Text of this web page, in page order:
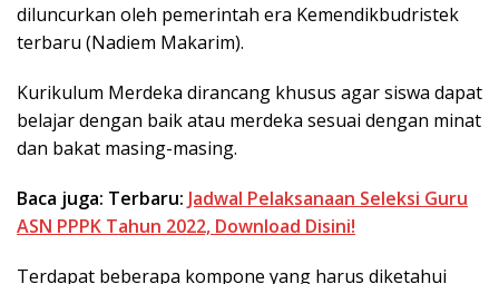
diluncurkan oleh pemerintah era Kemendikbudristek
terbaru (Nadiem Makarim).
Kurikulum Merdeka dirancang khusus agar siswa dapat
belajar dengan baik atau merdeka sesuai dengan minat
dan bakat masing-masing.
Baca juga: Terbaru: Jadwal Pelaksanaan Seleksi Guru
ASN PPPK Tahun 2022, Download Disini!
Terdapat beberapa kompone yang harus diketahui